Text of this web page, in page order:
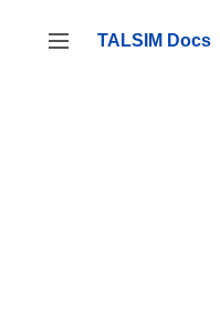
springen
Seitenleiste umschalten
TALSIM Docs